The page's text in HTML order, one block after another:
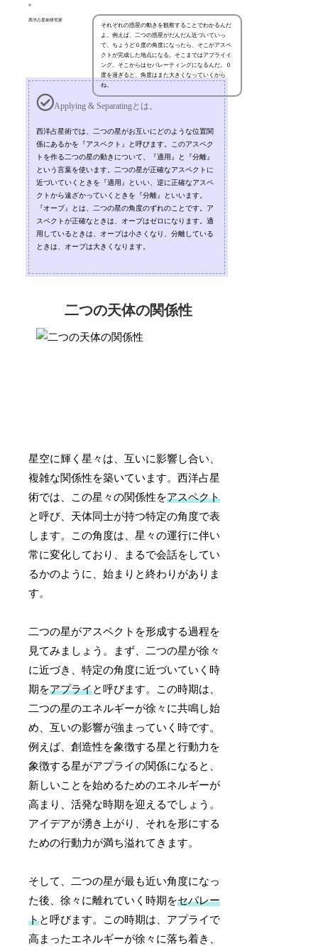
西洋占星術研究家
それぞれの惑星の動きを観察することでわかるんだ
よ。例えば、二つの惑星がだんだん近づいていっ
て、ちょうど０度の角度になったら、そこがアスペ
クトが完成した地点になる。そこまではアプライイ
ング、そこからはセパレーティングになるんだ。０
度を過ぎると、角度はまた大きくなっていくから
ね。
Applying & Separatingとは。
西洋占星術では、二つの星がお互いにどのような位置関
係にあるかを『アスペクト』と呼びます。このアスペク
トを作る二つの星の動きについて、『適用』と『分離』
という言葉を使います。二つの星が正確なアスペクトに
近づいていくときを『適用』といい、逆に正確なアスペ
クトから遠ざかっていくときを『分離』といいます。
『オーブ』とは、二つの星の角度のずれのことです。ア
スペクトが正確なときは、オーブはゼロになります。適
用しているときは、オーブは小さくなり、分離している
ときは、オーブは大きくなります。
二つの天体の関係性
星空に輝く星々は、互いに影響し合い、
複雑な関係性を築いています。西洋占星
術では、この星々の関係性をアスペクト
と呼び、天体同士が持つ特定の角度で表
します。この角度は、星々の運行に伴い
常に変化しており、まるで会話をしてい
るかのように、始まりと終わりがありま
す。
二つの星がアスペクトを形成する過程を
見てみましょう。まず、二つの星が徐々
に近づき、特定の角度に近づいていく時
期をアプライと呼びます。この時期は、
二つの星のエネルギーが徐々に共鳴し始
め、互いの影響が強まっていく時です。
例えば、創造性を象徴する星と行動力を
象徴する星がアプライの関係になると、
新しいことを始めるためのエネルギーが
高まり、活発な時期を迎えるでしょう。
アイデアが湧き上がり、それを形にする
ための行動力が満ち溢れてきます。
そして、二つの星が最も近い角度になっ
た後、徐々に離れていく時期をセパレー
トと呼びます。この時期は、アプライで
高まったエネルギーが徐々に落ち着き、